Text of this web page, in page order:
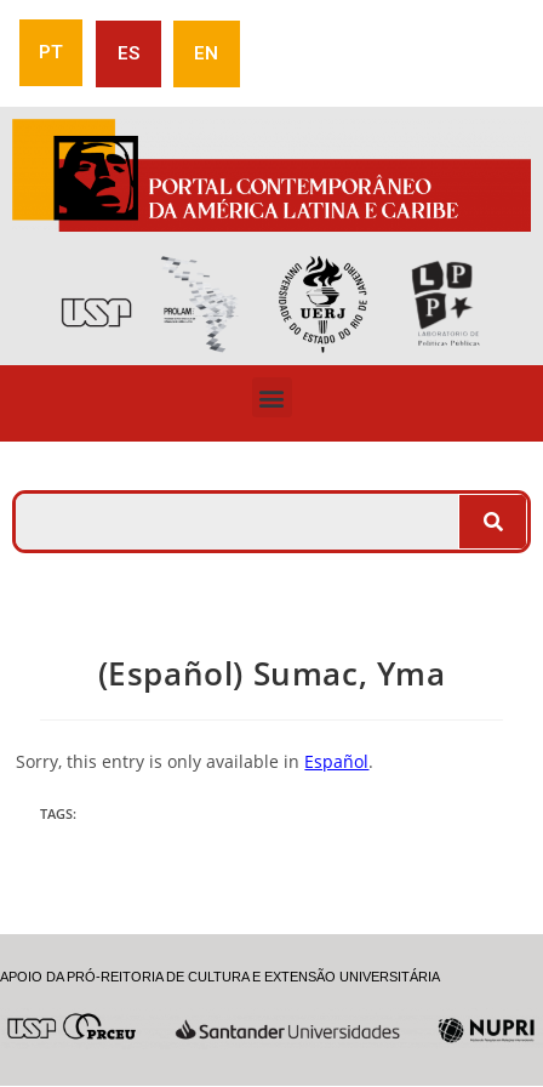
PT ES EN
(Español) Sumac, Yma
Sorry, this entry is only available in Español.
TAGS:
APOIO DA PRÓ-REITORIA DE CULTURA E EXTENSÃO UNIVERSITÁRIA